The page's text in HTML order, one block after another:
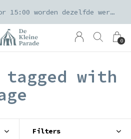
0
Orders geplaatst voor 15:00 worden dezelfde werkdag verzonden
tagged with
Filters